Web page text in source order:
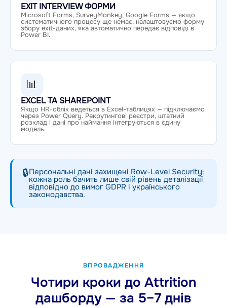
EXIT INTERVIEW ФОРМИ
Microsoft Forms, SurveyMonkey, Google Forms — якщо
систематичного процесу ще немає, налаштовуємо форму
збору exit-даних, яка автоматично передає відповіді в
Power BI.
📊
EXCEL ТА SHAREPOINT
Якщо HR-облік ведеться в Excel-таблицях — підключаємо
через Power Query. Рекрутингові реєстри, штатний
розклад і дані про наймання інтегруються в єдину
модель.
🔒Персональні дані захищені Row-Level Security:
кожна роль бачить лише свій рівень деталізації
відповідно до вимог GDPR і українського
законодавства.
ВПРОВАДЖЕННЯ
Чотири кроки до Attrition
дашборду — за 5–7 днів